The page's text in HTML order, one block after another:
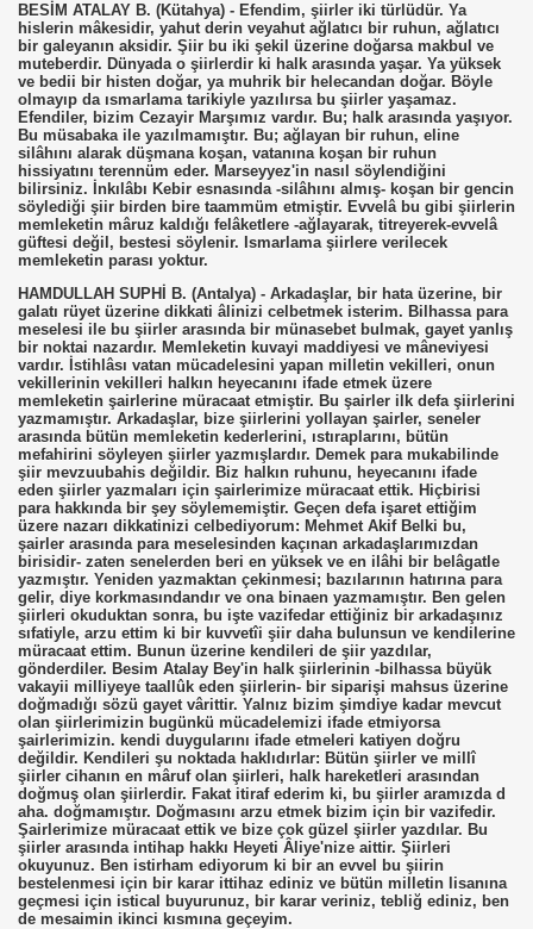
BESİM ATALAY B. (Kütahya) - Efendim, şiirler iki türlüdür. Ya
hislerin mâkesidir, yahut derin veyahut ağlatıcı bir ruhun, ağlatıcı
bir galeyanın aksidir. Şiir bu iki şekil üzerine doğarsa makbul ve
muteberdir. Dünyada o şiirlerdir ki halk arasında yaşar. Ya yüksek
ve bedii bir histen doğar, ya muhrik bir helecandan doğar. Böyle
olmayıp da ısmarlama tarikiyle yazılırsa bu şiirler yaşamaz.
Efendiler, bizim Cezayir Marşımız vardır. Bu; halk arasında yaşıyor.
Bu müsabaka ile yazılmamıştır. Bu; ağlayan bir ruhun, eline
silâhını alarak düşmana koşan, vatanına koşan bir ruhun
hissiyatını terennüm eder. Marseyyez'in nasıl söylendiğini
bilirsiniz. İnkılâbı Kebir esnasında -silâhını almış- koşan bir gencin
söylediği şiir birden bire taammüm etmiştir. Evvelâ bu gibi şiirlerin
memleketin mâruz kaldığı felâketlere -ağlayarak, titreyerek-evvelâ
güftesi değil, bestesi söylenir. Ismarlama şiirlere verilecek
memleketin parası yoktur.
HAMDULLAH SUPHİ B. (Antalya) - Arkadaşlar, bir hata üzerine, bir
galatı rüyet üzerine dikkati âlinizi celbetmek isterim. Bilhassa para
meselesi ile bu şiirler arasında bir münasebet bulmak, gayet yanlış
bir noktai nazardır. Memleketin kuvayi maddiyesi ve mâneviyesi
vardır. İstihlâsı vatan mücadelesini yapan milletin vekilleri, onun
vekillerinin vekilleri halkın heyecanını ifade etmek üzere
memleketin şairlerine müracaat etmiştir. Bu şairler ilk defa şiirlerini
yazmamıştır. Arkadaşlar, bize şiirlerini yollayan şairler, seneler
arasında bütün memleketin kederlerini, ıstıraplarını, bütün
mefahirini söyleyen şiirler yazmışlardır. Demek para mukabilinde
şiir mevzuubahis değildir. Biz halkın ruhunu, heyecanını ifade
eden şiirler yazmaları için şairlerimize müracaat ettik. Hiçbirisi
para hakkında bir şey söylememiştir. Geçen defa işaret ettiğim
üzere nazarı dikkatinizi celbediyorum: Mehmet Akif Belki bu,
şairler arasında para meselesinden kaçınan arkadaşlarımızdan
birisidir- zaten senelerden beri en yüksek ve en ilâhi bir belâgatle
yazmıştır. Yeniden yazmaktan çekinmesi; bazılarının hatırına para
gelir, diye korkmasındandır ve ona binaen yazmamıştır. Ben gelen
şiirleri okuduktan sonra, bu işte vazifedar ettiğiniz bir arkadaşınız
sıfatiyle, arzu ettim ki bir kuvvetîi şiir daha bulunsun ve kendilerine
müracaat ettim. Bunun üzerine kendileri de şiir yazdılar,
gönderdiler. Besim Atalay Bey'in halk şiirlerinin -bilhassa büyük
vakayii milliyeye taallûk eden şiirlerin- bir siparişi mahsus üzerine
doğmadığı sözü gayet vârittir. Yalnız bizim şimdiye kadar mevcut
olan şiirlerimizin bugünkü mücadelemizi ifade etmiyorsa
şairlerimizin. kendi duygularını ifade etmeleri katiyen doğru
değildir. Kendileri şu noktada haklıdırlar: Bütün şiirler ve millî
şiirler cihanın en mâruf olan şiirleri, halk hareketleri arasından
doğmuş olan şiirlerdir. Fakat itiraf ederim ki, bu şiirler aramızda d
aha. doğmamıştır. Doğmasını arzu etmek bizim için bir vazifedir.
Şairlerimize müracaat ettik ve bize çok güzel şiirler yazdılar. Bu
şiirler arasında intihap hakkı Heyeti Âliye'nize aittir. Şiirleri
okuyunuz. Ben istirham ediyorum ki bir an evvel bu şiirin
bestelenmesi için bir karar ittihaz ediniz ve bütün milletin lisanına
geçmesi için istical buyurunuz, bir karar veriniz, tebliğ ediniz, ben
de mesaimin ikinci kısmına geçeyim.